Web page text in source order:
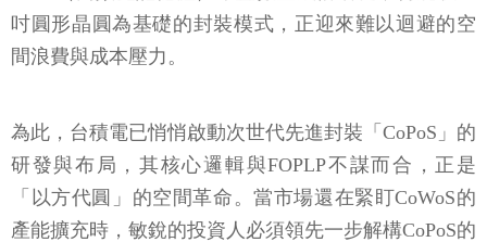
吋圓形晶圓為基礎的封裝模式，正迎來難以迴避的空
間浪費與成本壓力。
為此，台積電已悄悄啟動次世代先進封裝「CoPoS」的
研發與布局，其核心邏輯與FOPLP不謀而合，正是
「以方代圓」的空間革命。當市場還在緊盯CoWoS的
產能擴充時，敏銳的投資人必須領先一步解構CoPoS的